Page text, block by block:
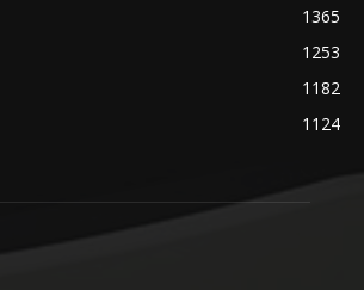
1365
1253
1182
1124